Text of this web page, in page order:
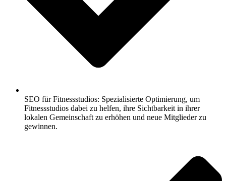
SEO für Fitnessstudios: Spezialisierte Optimierung, um
Fitnessstudios dabei zu helfen, ihre Sichtbarkeit in ihrer
lokalen Gemeinschaft zu erhöhen und neue Mitglieder zu
gewinnen.